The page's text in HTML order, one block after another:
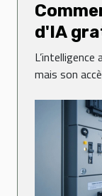
d'IA
mais son